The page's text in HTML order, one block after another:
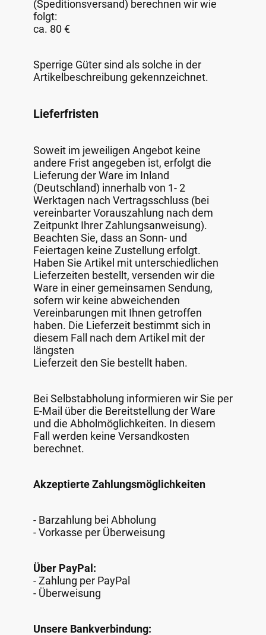
(Speditionsversand) berechnen wir wie
folgt:
ca. 80 €
Sperrige Güter sind als solche in der
Artikelbeschreibung gekennzeichnet.
Lieferfristen
Soweit im jeweiligen Angebot keine
andere Frist angegeben ist, erfolgt die
Lieferung der Ware im Inland
(Deutschland) innerhalb von 1- 2
Werktagen nach Vertragsschluss (bei
vereinbarter Vorauszahlung nach dem
Zeitpunkt Ihrer Zahlungsanweisung).
Beachten Sie, dass an Sonn- und
Feiertagen keine Zustellung erfolgt.
Haben Sie Artikel mit unterschiedlichen
Lieferzeiten bestellt, versenden wir die
Ware in einer gemeinsamen Sendung,
sofern wir keine abweichenden
Vereinbarungen mit Ihnen getroffen
haben. Die Lieferzeit bestimmt sich in
diesem Fall nach dem Artikel mit der
längsten
Lieferzeit den Sie bestellt haben.
Bei Selbstabholung informieren wir Sie per
E-Mail über die Bereitstellung der Ware
und die Abholmöglichkeiten. In diesem
Fall werden keine Versandkosten
berechnet.
Akzeptierte Zahlungsmöglichkeiten
- Barzahlung bei Abholung
- Vorkasse per Überweisung
Über PayPal:
- Zahlung per PayPal
- Überweisung
Unsere Bankverbindung: